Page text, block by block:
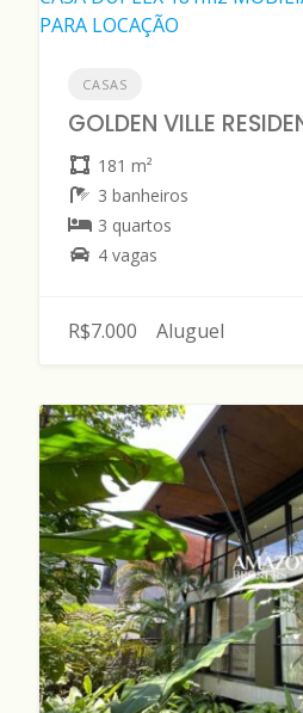
CASAS
181 m²
3 banheiros
3 quartos
4 vagas
R$7.000 Aluguel